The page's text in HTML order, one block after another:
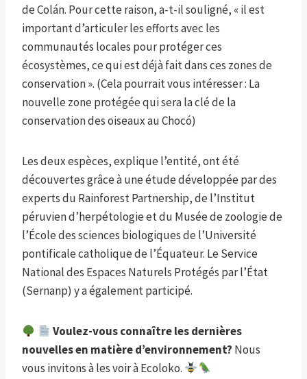
de Colán. Pour cette raison, a-t-il souligné, « il est
important d’articuler les efforts avec les
communautés locales pour protéger ces
écosystèmes, ce qui est déjà fait dans ces zones de
conservation ». (Cela pourrait vous intéresser : La
nouvelle zone protégée qui sera la clé de la
conservation des oiseaux au Chocó)
Les deux espèces, explique l’entité, ont été
découvertes grâce à une étude développée par des
experts du Rainforest Partnership, de l’Institut
péruvien d’herpétologie et du Musée de zoologie de
l’École des sciences biologiques de l’Université
pontificale catholique de l’Équateur. Le Service
National des Espaces Naturels Protégés par l’État
(Sernanp) y a également participé.
Voulez-vous connaître les dernières
nouvelles en matière d’environnement? Nous
vous invitons à les voir à Ecoloko.